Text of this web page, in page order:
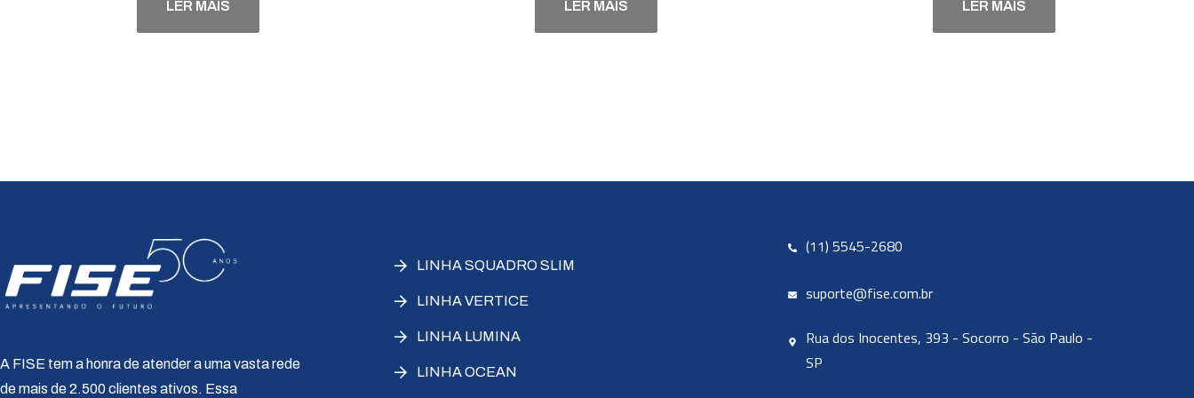
LER MAIS LER MAIS LER MAIS
A FISE tem a honra de atender a uma vasta rede
de mais de 2.500 clientes ativos. Essa
LINHA SQUADRO SLIM
LINHA VERTICE
LINHA LUMINA
LINHA OCEAN
(11) 5545-2680
suporte@fise.com.br
Rua dos Inocentes, 393 - Socorro - São Paulo -
SP